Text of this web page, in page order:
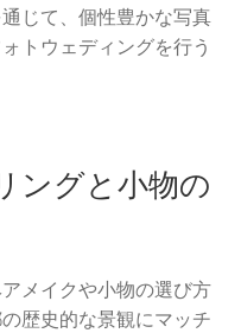
じて、個性豊かな写真
トウェディングを行う
ングと小物の
メイクや小物の選び方
歴史的な景観にマッチ